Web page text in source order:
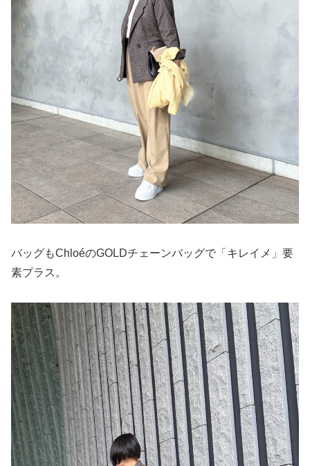
バッグもChloéのGOLDチェーンバッグで「キレイメ」要
素プラス。